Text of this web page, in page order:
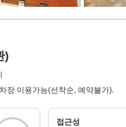
)
장 이용가능(선착순, 예약불가).
접근성